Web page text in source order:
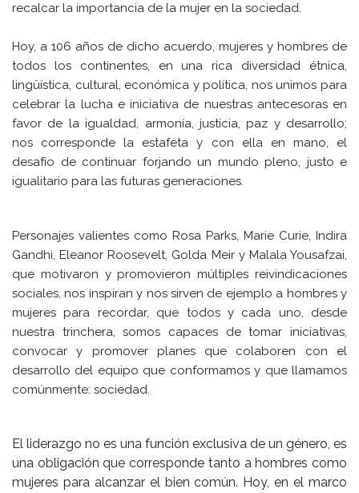
recalcar la importancia de la mujer en la sociedad.
Hoy, a 106 años de dicho acuerdo, mujeres y hombres de
todos los continentes, en una rica diversidad étnica,
lingüística, cultural, económica y política, nos unimos para
celebrar la lucha e iniciativa de nuestras antecesoras en
favor de la igualdad, armonía, justicia, paz y desarrollo;
nos corresponde la estafeta y con ella en mano, el
desafío de continuar forjando un mundo pleno, justo e
igualitario para las futuras generaciones.
Personajes valientes como Rosa Parks, Marie Curie, Indira
Gandhi, Eleanor Roosevelt, Golda Meir y Malala Yousafzai,
que motivaron y promovieron múltiples reivindicaciones
sociales, nos inspiran y nos sirven de ejemplo a hombres y
mujeres para recordar, que todos y cada uno, desde
nuestra trinchera, somos capaces de tomar iniciativas,
convocar y promover planes que colaboren con el
desarrollo del equipo que conformamos y que llamamos
comúnmente: sociedad.
El liderazgo no es una función exclusiva de un género, es
una obligación que corresponde tanto a hombres como
mujeres para alcanzar el bien común. Hoy, en el marco